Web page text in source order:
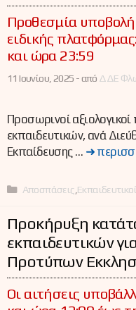
Προθεσμία
ειδικής
και ώρα 23:59
11 Ιουνίου, 2025 -από ΔΔΕ
Προσωρινοί
εκπαιδευτικών, ανά
Εκπαίδευσης … ➜
Κατηγορίες
Αποσπάσεις Εκπαιδευτικοί
Προκήρυξη
εκπαιδευτικών
Προτύπων
Οι αιτήσεις